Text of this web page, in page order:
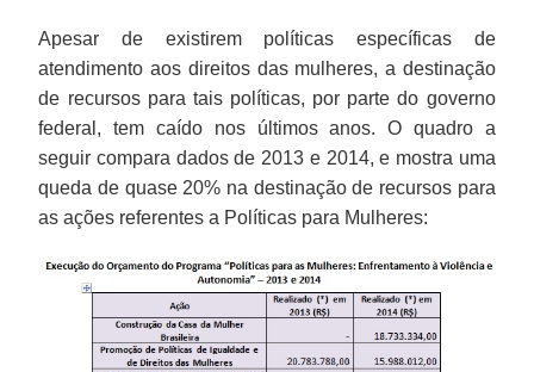
Apesar de existirem políticas específicas de
atendimento aos direitos das mulheres, a destinação
de recursos para tais políticas, por parte do governo
federal, tem caído nos últimos anos. O quadro a
seguir compara dados de 2013 e 2014, e mostra uma
queda de quase 20% na destinação de recursos para
as ações referentes a Políticas para Mulheres: